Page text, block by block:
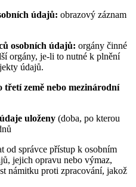
údajů: obrazový záznam
osobních údajů: orgány činné
orgány, je-li to nutné k plnění
údajů.
země nebo mezinárodní
uloženy (doba, po kterou
od správce přístup k osobním
jejich opravu nebo výmaz,
námitku proti zpracování, jakož